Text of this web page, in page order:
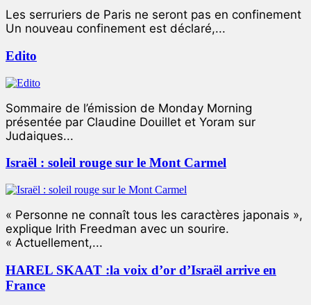
Les serruriers de Paris ne seront pas en confinement
Un nouveau confinement est déclaré,...
Edito
Sommaire de l’émission de Monday Morning
présentée par Claudine Douillet et Yoram sur
Judaiques...
Israël : soleil rouge sur le Mont Carmel
« Personne ne connaît tous les caractères japonais »,
explique Irith Freedman avec un sourire.
« Actuellement,...
HAREL SKAAT :la voix d’or d’Israël arrive en
France